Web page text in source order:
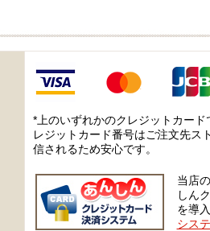
*上のいずれかのクレジットカー
レジットカード番号はご注文先ス
信されるため安心です。
当店
しん
を導
シス